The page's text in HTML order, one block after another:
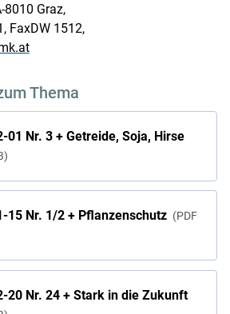
8010 Graz,
FaxDW 1512,
Thema
01 Nr. 3 + Getreide, Soja, Hirse
15 Nr. 1/2 + Pflanzenschutz
PDF
20 Nr. 24 + Stark in die Zukunft